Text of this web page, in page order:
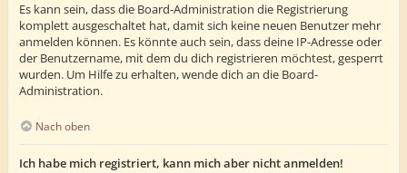
Es kann sein, dass die Board-Administration die Registrierung
komplett ausgeschaltet hat, damit sich keine neuen Benutzer mehr
anmelden können. Es könnte auch sein, dass deine IP-Adresse oder
der Benutzername, mit dem du dich registrieren möchtest, gesperrt
wurden. Um Hilfe zu erhalten, wende dich an die Board-
Administration.
Nach oben
Ich habe mich registriert, kann mich aber nicht anmelden!